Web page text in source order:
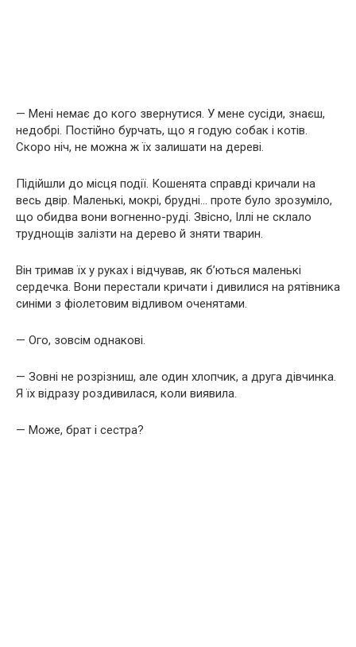
— Мені немає до кого звернутися. У мене сусіди, знаєш,
недобрі. Постійно бурчать, що я годую собак і котів.
Скоро ніч, не можна ж їх залишати на дереві.
Підійшли до місця події. Кошенята справді кричали на
весь двір. Маленькі, мокрі, брудні… проте було зрозуміло,
що обидва вони вогненно-руді. Звісно, Іллі не склало
труднощів залізти на дерево й зняти тварин.
Він тримав їх у руках і відчував, як б’ються маленькі
сердечка. Вони перестали кричати і дивилися на рятівника
синіми з фіолетовим відливом оченятами.
— Ого, зовсім однакові.
— Зовні не розрізниш, але один хлопчик, а друга дівчинка.
Я їх відразу роздивилася, коли виявила.
— Може, брат і сестра?